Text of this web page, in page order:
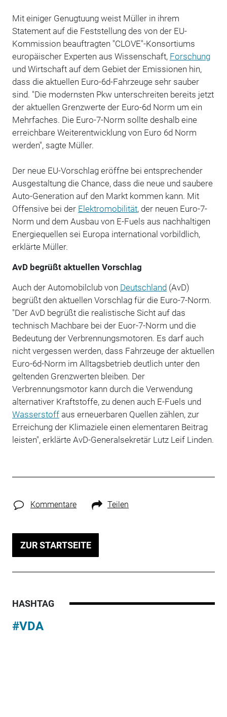
Mit einiger Genugtuung weist Müller in ihrem
Statement auf die Feststellung des von der EU-
Kommission beauftragten "CLOVE"-Konsortiums
europäischer Experten aus Wissenschaft, Forschung
und Wirtschaft auf dem Gebiet der Emissionen hin,
dass die aktuellen Euro-6d-Fahrzeuge sehr sauber
sind. "Die modernsten Pkw unterschreiten bereits jetzt
der aktuellen Grenzwerte der Euro-6d Norm um ein
Mehrfaches. Die Euro-7-Norm sollte deshalb eine
erreichbare Weiterentwicklung von Euro 6d Norm
werden", sagte Müller.
Der neue EU-Vorschlag eröffne bei entsprechender
Ausgestaltung die Chance, dass die neue und saubere
Auto-Generation auf den Markt kommen kann. Mit
Offensive bei der Elektromobilität, der neuen Euro-7-
Norm und dem Ausbau von E-Fuels aus nachhaltigen
Energiequellen sei Europa international vorbildlich,
erklärte Müller.
AvD begrüßt aktuellen Vorschlag
Auch der Automobilclub von Deutschland(AvD)
begrüßt den aktuellen Vorschlag für die Euro-7-Norm.
"Der AvD begrüßt die realistische Sicht auf das
technisch Machbare bei der Euor-7-Norm und die
Bedeutung der Verbrennungsmotoren. Es darf auch
nicht vergessen werden, dass Fahrzeuge der aktuellen
Euro-6d-Norm im Alltagsbetrieb deutlich unter den
geltenden Grenzwerten bleiben. Der
Verbrennungsmotor kann durch die Verwendung
alternativer Kraftstoffe, zu denen auch E-Fuels und
Wasserstoffaus erneuerbaren Quellen zählen, zur
Erreichung der Klimaziele einen elementaren Beitrag
leisten", erklärte AvD-Generalsekretär Lutz Leif Linden.
Kommentare Teilen
ZUR STARTSEITE
HASHTAG
#VDA